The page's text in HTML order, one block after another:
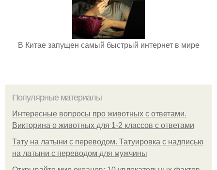
В Китае запущен самый быстрый интернет в мире
Популярные материалы
Интересные вопросы про животных с ответами.
Викторина о животных для 1-2 классов с ответами
Тату на латыни с переводом. Татуировка с надписью
на латыни с переводом для мужчины